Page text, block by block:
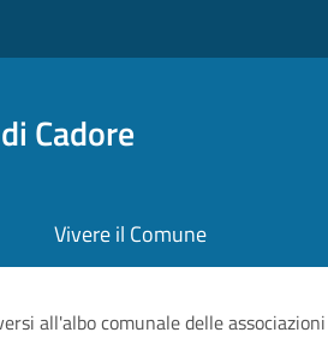
Cadore
Vivere il Comune
all'albo comunale delle associazioni